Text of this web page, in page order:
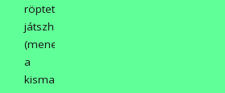
röptettek,
játszhattak
(menekülhettek
a
kismadarak